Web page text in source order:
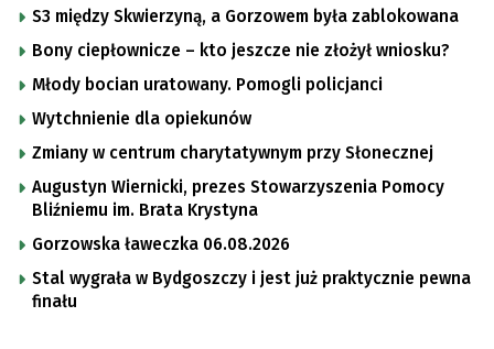
S3 między Skwierzyną, a Gorzowem była zablokowana
Bony ciepłownicze – kto jeszcze nie złożył wniosku?
Młody bocian uratowany. Pomogli policjanci
Wytchnienie dla opiekunów
Zmiany w centrum charytatywnym przy Słonecznej
Augustyn Wiernicki, prezes Stowarzyszenia Pomocy
Bliźniemu im. Brata Krystyna
Gorzowska ławeczka 06.08.2026
Stal wygrała w Bydgoszczy i jest już praktycznie pewna
finału